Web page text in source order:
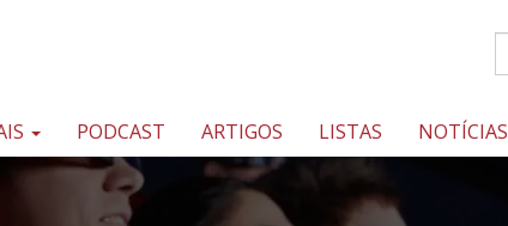
PODCAST ARTIGOS LISTAS NOTÍCIAS